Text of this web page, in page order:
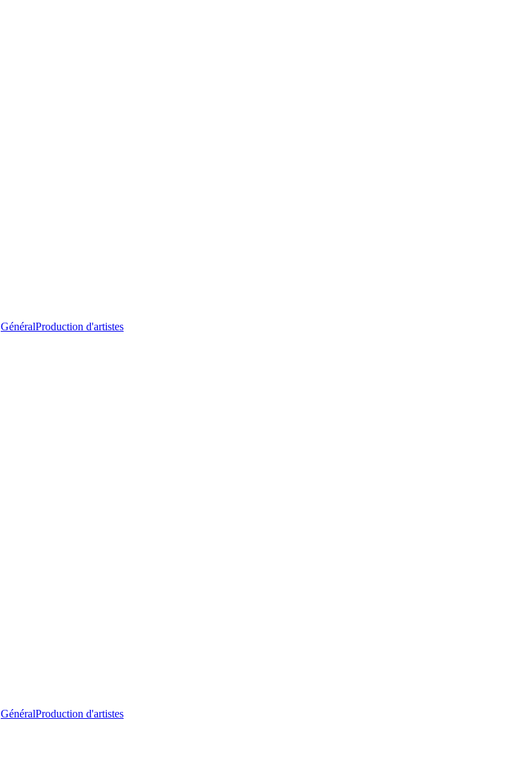
GénéralProduction d'artistes
GénéralProduction d'artistes